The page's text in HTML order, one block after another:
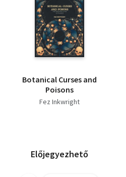
Természettudomány
Történelem
Botanical Curses and
Poisons
Fez Inkwright
Előjegyezhető